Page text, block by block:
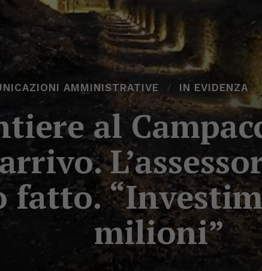
AMMINISTRATIVE IN EVIDENZA
al
fatto.
milioni”